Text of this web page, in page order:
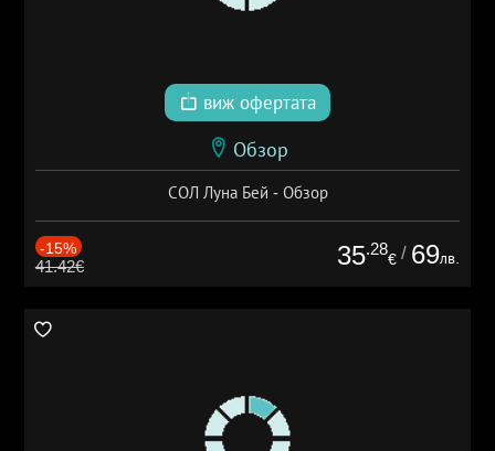
виж офертата
Обзор
СОЛ Луна Бей - Обзор
-15%
41.42€ 35.28
€ / 69лв.